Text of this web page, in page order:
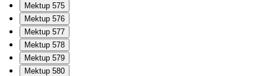
Mektup 575
Mektup 576
Mektup 577
Mektup 578
Mektup 579
Mektup 580